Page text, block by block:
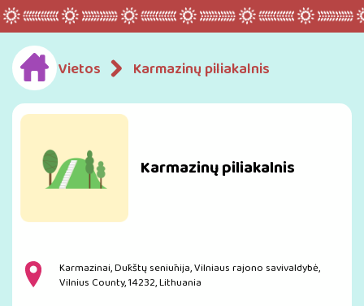
Vietos Karmazinų piliakalnis
Karmazinų piliakalnis
Karmazinai, Dūkštų seniūnija, Vilniaus rajono savivaldybė,
Vilnius County, 14232, Lithuania